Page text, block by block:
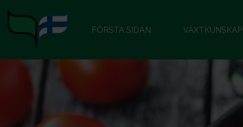
FÖRSTA SIDAN VÄXTKUNSKAP